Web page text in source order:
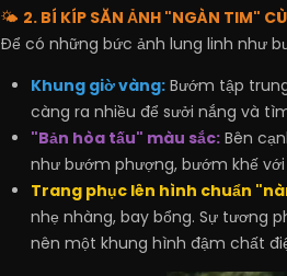
🌤️ 2. BÍ KÍP SĂN ẢNH "NGÀN TIM"
Để có những bức ảnh lung linh như
Khung giờ vàng: Bướm tập
càng ra nhiều để sưởi nắng và
"Bản hòa tấu" màu sắc: Bên
như bướm phượng, bướm khế
Trang phục lên hình chuẩn
nhẹ nhàng, bay bổng. Sự tương
nên một khung hình đậm chất